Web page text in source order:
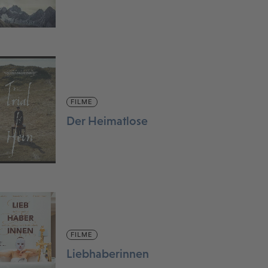
FILME
Der Heimatlose
FILME
Liebhaberinnen